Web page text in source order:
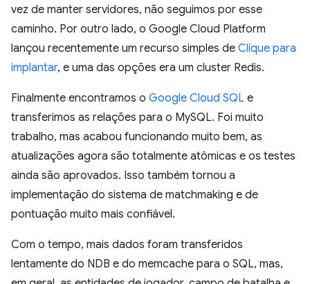
vez de manter servidores, não seguimos por esse
caminho. Por outro lado, o Google Cloud Platform
lançou recentemente um recurso simples de Clique para
implantar, e uma das opções era um cluster Redis.
Finalmente encontramos o Google Cloud SQL e
transferimos as relações para o MySQL. Foi muito
trabalho, mas acabou funcionando muito bem, as
atualizações agora são totalmente atômicas e os testes
ainda são aprovados. Isso também tornou a
implementação do sistema de matchmaking e de
pontuação muito mais confiável.
Com o tempo, mais dados foram transferidos
lentamente do NDB e do memcache para o SQL, mas,